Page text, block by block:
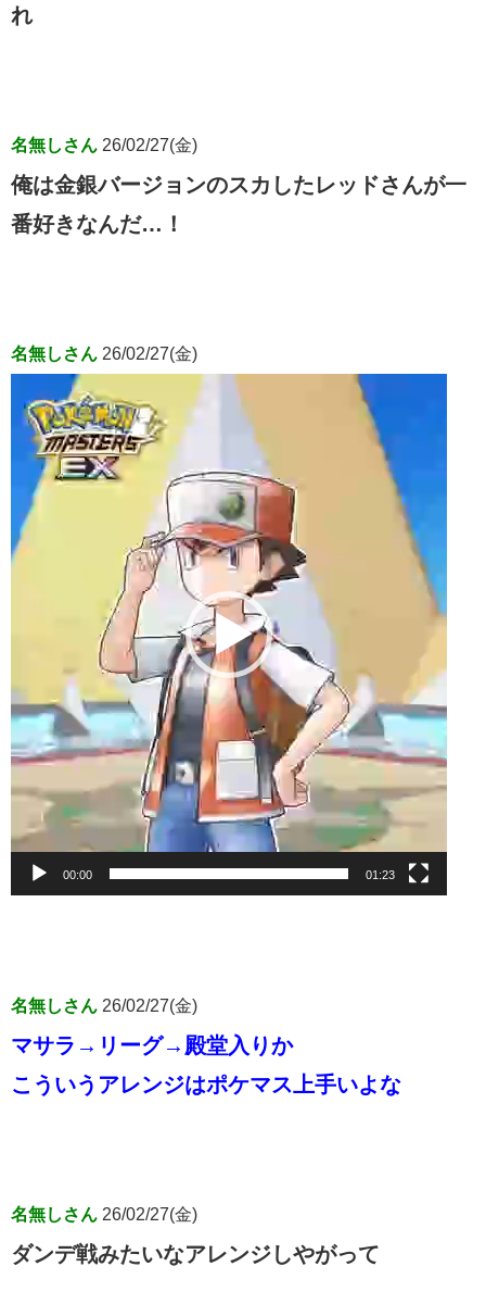
れ
名無しさん 26/02/27(金)
俺は金銀バージョンのスカしたレッドさんが一
番好きなんだ…！
名無しさん 26/02/27(金)
画
レ
ー
00:00 01:23
名無しさん 26/02/27(金)
マサラ→リーグ→殿堂入りか
こういうアレンジはポケマス上手いよな
名無しさん 26/02/27(金)
ダンデ戦みたいなアレンジしやがって